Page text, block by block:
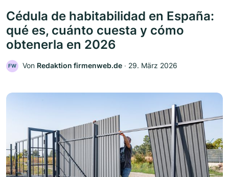
Cédula de habitabilidad en España:
qué es, cuánto cuesta y cómo
obtenerla en 2026
FW Von Redaktion firmenweb.de ‧ 29. März 2026